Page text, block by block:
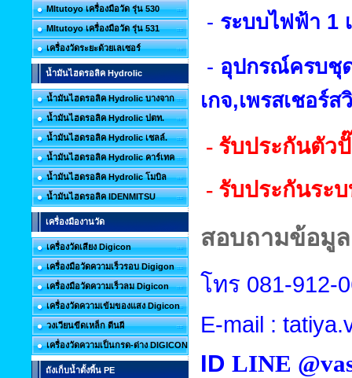
MItutoyo เครื่องมือวัด รุ่น 530
MItutoyo เครื่องมือวัด รุ่น 531
เครื่องวัดระยะด้วยเลเซอร์
น้ำมันไฮดรอลิค Hydrolic
น้ำมันไฮดรอลิค Hydrolic บางจาก
น้ำมันไฮดรอลิค Hydrolic ปตท.
น้ำมันไฮดรอลิค Hydrolic เชลล์.
น้ำมันไฮดรอลิค Hydrolic คาร์เทค
น้ำมันไฮดรอลิค Hydrolic โมบิล
น้ำมันไฮดรอลิค IDENMITSU
เครื่องมืองานวัด
เครื่องวัดเสียง Digicon
เครื่องมือวัดความเร็วรอบ Digigon
เครื่องมือวัดความเร็วลม Digicon
เครื่องวัดความเข้มของแสง Digicon
วงเวียนขีดเหล็ก ตีนผี
เครื่องวัดความเป็นกรด-ด่าง DIGICON
ถังเก็บน้ำตั้งพื้น PE
- ระบบไฟฟ้า 1
- อุปกรณ์ครบชุ
เกจ,เพรสเชอร์ส
- รับประกันตัว
- รับประกันระ
สอบถามข้อมูล
โทร 081-912-
E-mail :
ID LINE